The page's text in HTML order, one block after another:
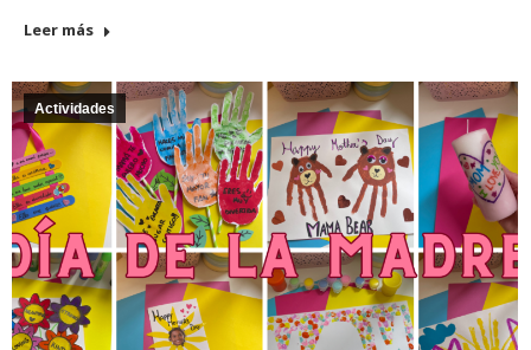
Leer más
Actividades